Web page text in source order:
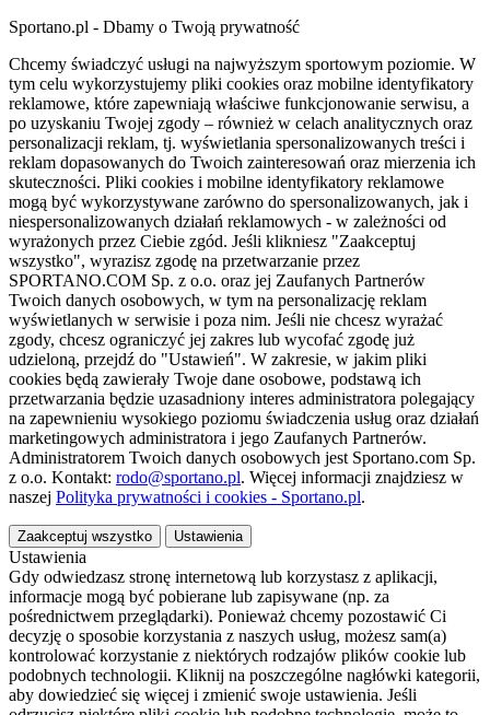
Sportano.pl - Dbamy o Twoją prywatność
Chcemy świadczyć usługi na najwyższym sportowym poziomie. W
tym celu wykorzystujemy pliki cookies oraz mobilne identyfikatory
reklamowe, które zapewniają właściwe funkcjonowanie serwisu, a
po uzyskaniu Twojej zgody – również w celach analitycznych oraz
personalizacji reklam, tj. wyświetlania spersonalizowanych treści i
reklam dopasowanych do Twoich zainteresowań oraz mierzenia ich
skuteczności. Pliki cookies i mobilne identyfikatory reklamowe
mogą być wykorzystywane zarówno do spersonalizowanych, jak i
niespersonalizowanych działań reklamowych - w zależności od
wyrażonych przez Ciebie zgód. Jeśli klikniesz "Zaakceptuj
wszystko", wyrazisz zgodę na przetwarzanie przez
SPORTANO.COM Sp. z o.o. oraz jej Zaufanych Partnerów
Twoich danych osobowych, w tym na personalizację reklam
wyświetlanych w serwisie i poza nim. Jeśli nie chcesz wyrażać
zgody, chcesz ograniczyć jej zakres lub wycofać zgodę już
udzieloną, przejdź do "Ustawień". W zakresie, w jakim pliki
cookies będą zawierały Twoje dane osobowe, podstawą ich
przetwarzania będzie uzasadniony interes administratora polegający
na zapewnieniu wysokiego poziomu świadczenia usług oraz działań
marketingowych administratora i jego Zaufanych Partnerów.
Administratorem Twoich danych osobowych jest Sportano.com Sp.
z o.o. Kontakt: rodo@sportano.pl. Więcej informacji znajdziesz w
naszej Polityka prywatności i cookies - Sportano.pl.
Zaakceptuj wszystko Ustawienia
Ustawienia
Gdy odwiedzasz stronę internetową lub korzystasz z aplikacji,
informacje mogą być pobierane lub zapisywane (np. za
pośrednictwem przeglądarki). Ponieważ chcemy pozostawić Ci
decyzję o sposobie korzystania z naszych usług, możesz sam(a)
kontrolować korzystanie z niektórych rodzajów plików cookie lub
podobnych technologii. Kliknij na poszczególne nagłówki kategorii,
aby dowiedzieć się więcej i zmienić swoje ustawienia. Jeśli